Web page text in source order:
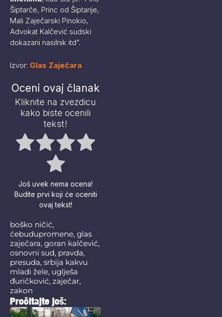
Šiptarče, Princ od Šiptarije,
Mali Zaječarski Pinokio,
Advokat Kalčević sudski
dokazani nasilnik itd”.
Izvor: Glas Zaječara
Oceni ovaj članak
Kliknite na zvezdicu
kako biste ocenili
tekst!
Još uvek nema ocena!
Budite prvi koji će oceniti
ovaj tekst!
boško ničić,
ćebudupromene, glas
zaječara, goran kalčević,
osnovni sud, pravda,
presuda, srbija kakvu
mladi žele, uglješa
đuričković, zaječar,
zakon
Pročitajte još: